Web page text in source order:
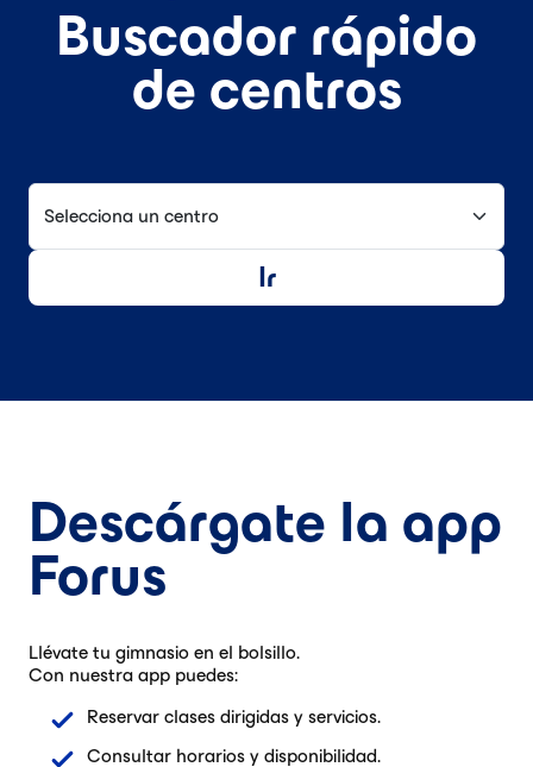
Buscador rápido
de centros
Ir
Descárgate la app
Forus
Llévate tu gimnasio en el bolsillo.
Con nuestra app puedes:
Reservar clases dirigidas y servicios.
Consultar horarios y disponibilidad.